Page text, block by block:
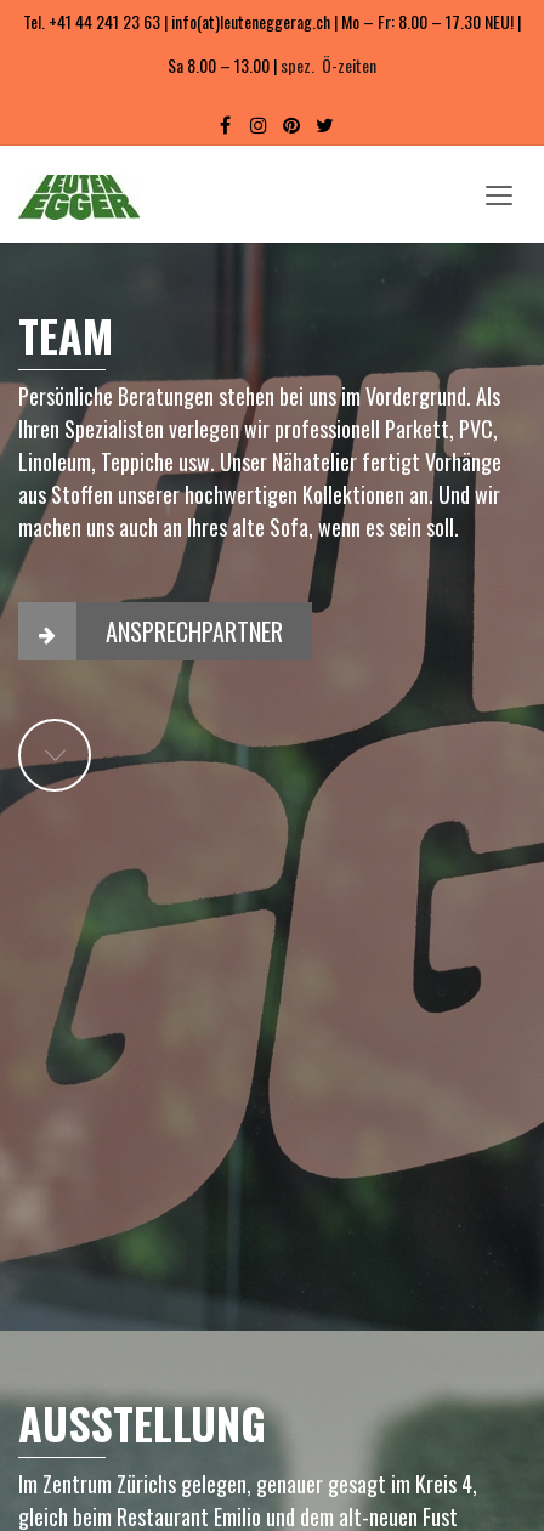
Tel. +41 44 241 23 63 | info(at)leuteneggerag.ch | Mo – Fr: 8.00 – 17.30 NEU! |
Sa 8.00 – 13.00 |spez. Ö-zeiten
TEAM
Persönliche Beratungen stehen bei uns im Vordergrund. Als
Ihren Spezialisten verlegen wir professionell Parkett, PVC,
Linoleum, Teppiche usw. Unser Nähatelier fertigt Vorhänge
aus Stoffen unserer hochwertigen Kollektionen an. Und wir
machen uns auch an Ihres alte Sofa, wenn es sein soll.
ANSPRECHPARTNER
AUSSTELLUNG
Im Zentrum Zürichs gelegen, genauer gesagt im Kreis 4,
gleich beim Restaurant Emilio und dem alt-neuen Fust